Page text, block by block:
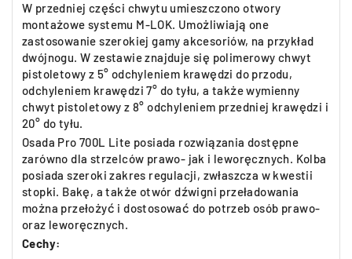
W przedniej części chwytu umieszczono otwory
montażowe systemu M-LOK. Umożliwiają one
zastosowanie szerokiej gamy akcesoriów, na przykład
dwójnogu. W zestawie znajduje się polimerowy chwyt
pistoletowy z 5° odchyleniem krawędzi do przodu,
odchyleniem krawędzi 7° do tyłu, a także wymienny
chwyt pistoletowy z 8° odchyleniem przedniej krawędzi i
20° do tyłu.
Osada Pro 700L Lite posiada rozwiązania dostępne
zarówno dla strzelców prawo- jak i leworęcznych. Kolba
posiada szeroki zakres regulacji, zwłaszcza w kwestii
stopki. Bakę, a także otwór dźwigni przeładowania
można przełożyć i dostosować do potrzeb osób prawo-
oraz leworęcznych.
Cechy: